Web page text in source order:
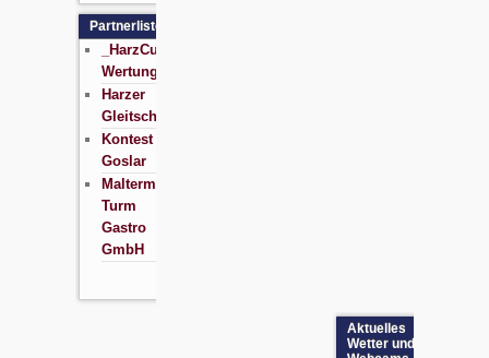
Partnerliste
_HarzCup
Wertung
Harzer
Gleitschirmschule
Kontest
Goslar
Maltermeister
Turm
Gastro
GmbH
Aktuelles
Wetter und